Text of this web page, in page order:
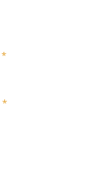
*
*